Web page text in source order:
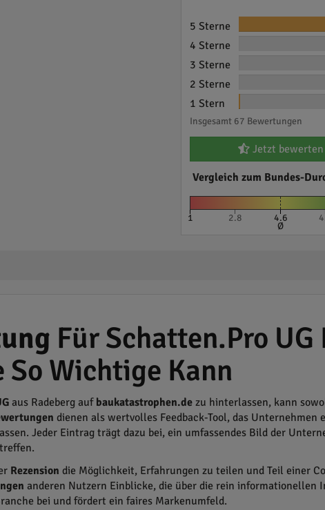
5 Sterne
4 Sterne
3 Sterne
2 Sterne
1 Stern
Insgesamt 67 Bewertungen
Jetzt bewerten
Vergleich zum Bundes-
1 2.8 4.6
Ø
Für Schatten.Pro UG
Wichtige Kann
aus Radeberg auf baukatastrophen.dezu hinterlassen, kann
dienen als wertvolles Feedback-Tool, das
Jeder Eintrag trägt dazu bei, ein umfassendes Bild der
Rezension die Möglichkeit, Erfahrungen zu teilen und Teil einer
anderen Nutzern Einblicke, die über die rein informationellen
bei und fördert ein faires Markenumfeld.